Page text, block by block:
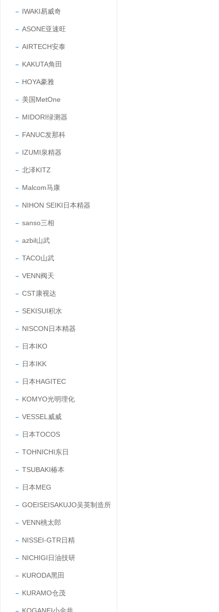
IWAKI易威奇
ASONE亚速旺
AIRTECH安泰
KAKUTA角田
HOYA豪雅
美国MetOne
MIDORI绿测器
FANUC发那科
IZUMI泉精器
北泽KITZ
Malcom马康
NIHON SEIKI日本精器
sanso三相
azbil山武
TACO山武
VENN阀天
CST康视达
SEKISUI积水
NISCON日本精器
日本IKO
日本IKK
日本HAGITEC
KOMYO光明理化
VESSEL威威
日本TOCOS
TOHNICHI东日
TSUBAKI椿本
日本MEG
GOEISEISAKUJO吴英制造所
VENN桃太郎
NISSEI-GTR日精
NICHIGI日油技研
KURODA黑田
KURAMO仓茂